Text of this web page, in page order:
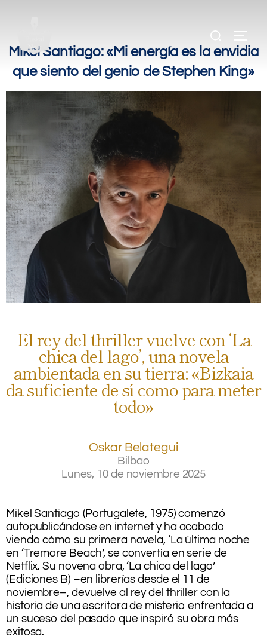
Mikel Santiago: «Mi energía es la envidia
que siento del genio de Stephen King»
El rey del thriller vuelve con ‘La
chica del lago’, una novela
ambientada en su tierra: «Bizkaia
da suficiente de sí como para meter
todo»
Oskar Belategui
Bilbao
Lunes, 10 de noviembre 2025
Mikel Santiago (Portugalete, 1975) comenzó
autopublicándose en internet y ha acabado
viendo cómo su primera novela, ‘La última noche
en ‘Tremore Beach’, se convertía enserie de
Netflix. Su novena obra, ‘La chica del lago’
(Ediciones B) –en librerías desde el 11 de
noviembre–, devuelve al rey del thriller con la
historia de una escritora de misterio enfrentada a
un suceso del pasado que inspiró su obra más
exitosa.